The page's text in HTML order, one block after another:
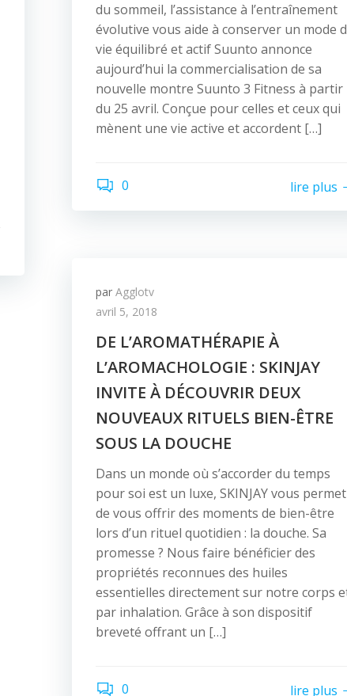
du sommeil, l’assistance à l’entraînement
évolutive vous aide à conserver un mode
vie équilibré et actif Suunto annonce
aujourd’hui la commercialisation de sa
nouvelle montre Suunto 3 Fitness à partir
du 25 avril. Conçue pour celles et ceux qui
mènent une vie active et accordent […]
0 lire plus
par Agglotv
avril 5, 2018
DE L’AROMATHÉRAPIE À
L’AROMACHOLOGIE : SKINJAY
INVITE À DÉCOUVRIR DEUX
NOUVEAUX RITUELS BIEN-ÊTRE
SOUS LA DOUCHE
Dans un monde où s’accorder du temps
pour soi est un luxe, SKINJAY vous permet
de vous offrir des moments de bien-être
lors d’un rituel quotidien : la douche. Sa
promesse ? Nous faire bénéficier des
propriétés reconnues des huiles
essentielles directement sur notre corps
par inhalation. Grâce à son dispositif
breveté offrant un […]
0 lire plus